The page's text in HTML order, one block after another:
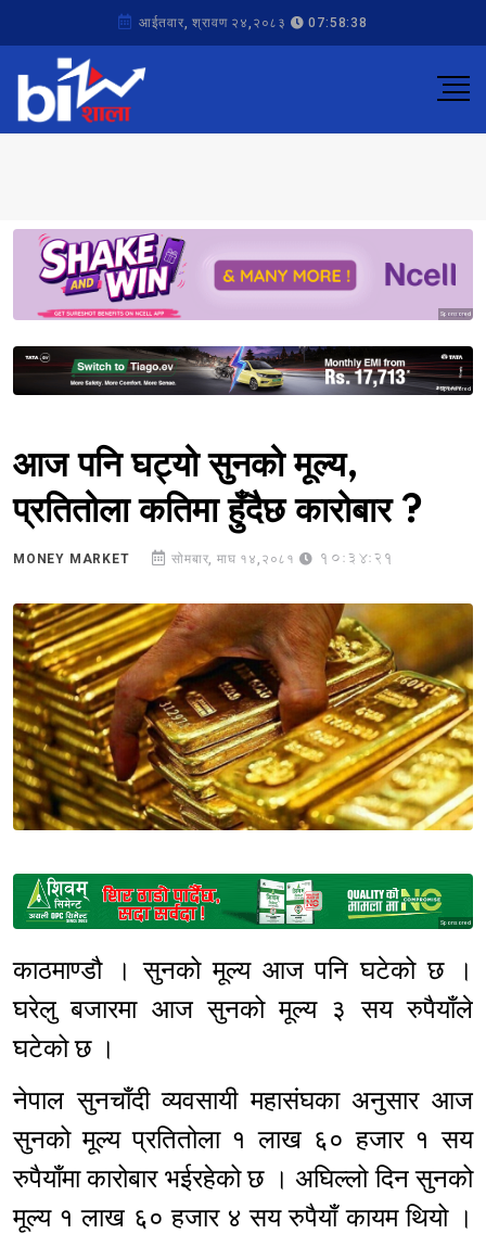
आईतवार, श्रावण २४,२०८३ 07:58:38
Sponsored
Sponsored
आज पनि घट्यो सुनको मूल्य,
प्रतितोला कतिमा हुँदैछ कारोबार ?
MONEY MARKET सोमबार, माघ १४,२०८१ 10:34:21
Sponsored
काठमाण्डौ । सुनको मूल्य आज पनि घटेको छ ।
घरेलु बजारमा आज सुनको मूल्य ३ सय रुपैयाँले
घटेको छ ।
नेपाल सुनचाँदी व्यवसायी महासंघका अनुसार आज
सुनको मूल्य प्रतितोला १ लाख ६० हजार १ सय
रुपैयाँमा कारोबार भईरहेको छ । अघिल्लो दिन सुनको
मूल्य १ लाख ६० हजार ४ सय रुपैयाँ कायम थियो ।